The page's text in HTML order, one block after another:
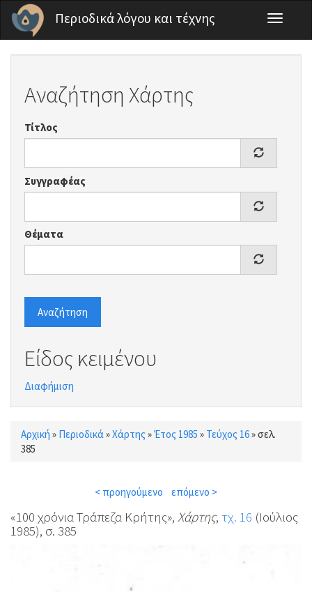
Παράκαμψη προς το κυρίως περιεχόμενο
Περιοδικά λόγου και τέχνης
Toggle
Αναζήτηση Χάρτης
Τίτλος
Συγγραφέας
Θέματα
Αναζήτηση
Είδος κειμένου
Διαφήμιση
Είστε εδώ
Αρχική » Περιοδικά »Χάρτης »Έτος 1985 » Τεύχος 16»σελ.
385
< προηγούμενο επόμενο >
«100 χρόνια Τράπεζα Κρήτης», Χάρτης, τχ. 16 (Ιούλιος
1985), σ. 385